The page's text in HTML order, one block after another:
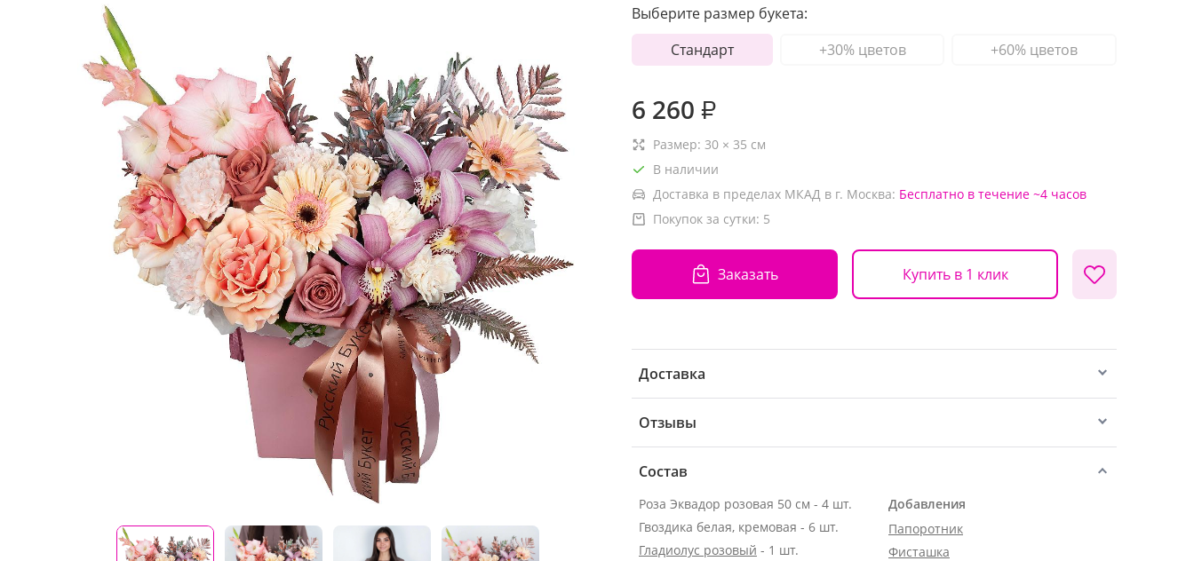
Выберите размер букета:
Стандарт
+30% цветов +60% цветов
6 260 ₽
Размер: 30 × 35 см
В наличии
Доставка в пределах МКАД в г. Москва: Бесплатно в течение ~4 часов
Покупок за сутки: 5
Заказать Купить в 1 клик
Доставка
Отзывы
Состав
Роза Эквадор розовая 50 см - 4 шт.
Гвоздика белая, кремовая - 6 шт.
Гладиолус розовый - 1 шт.
Добавления
Папоротник
Фисташка